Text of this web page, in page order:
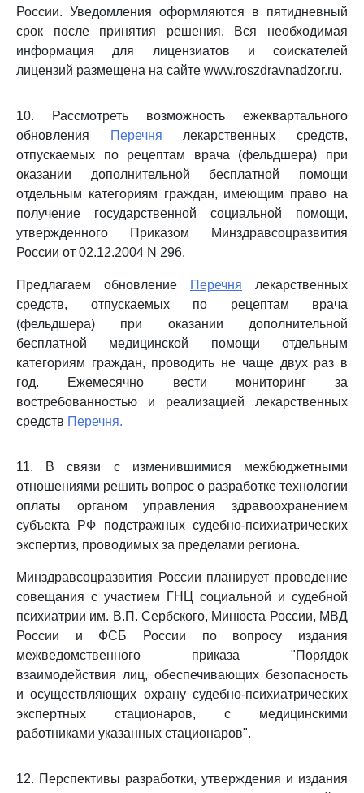
России. Уведомления оформляются в пятидневный
срок после принятия решения. Вся необходимая
информация для лицензиатов и соискателей
лицензий размещена на сайте www.roszdravnadzor.ru.
10. Рассмотреть возможность ежеквартального
обновления
Перечня лекарственных средств,
отпускаемых по рецептам врача (фельдшера) при
оказании дополнительной бесплатной помощи
отдельным категориям граждан, имеющим право на
получение государственной социальной помощи,
утвержденного Приказом Минздравсоцразвития
России от 02.12.2004 N 296.
Предлагаем обновление Перечня лекарственных
средств, отпускаемых по рецептам врача
(фельдшера) при оказании дополнительной
бесплатной медицинской помощи отдельным
категориям граждан, проводить не чаще двух раз в
год. Ежемесячно вести мониторинг за
востребованностью и реализацией лекарственных
средств Перечня.
11. В связи с изменившимися межбюджетными
отношениями решить вопрос о разработке технологии
оплаты органом управления здравоохранением
субъекта РФ подстражных судебно-психиатрических
экспертиз, проводимых за пределами региона.
Минздравсоцразвития России планирует проведение
совещания с участием ГНЦ социальной и судебной
психиатрии им. В.П. Сербского, Минюста России, МВД
России и ФСБ России по вопросу издания
межведомственного приказа "Порядок
взаимодействия лиц, обеспечивающих безопасность
и осуществляющих охрану судебно-психиатрических
экспертных стационаров, с медицинскими
работниками указанных стационаров".
12. Перспективы разработки, утверждения и издания